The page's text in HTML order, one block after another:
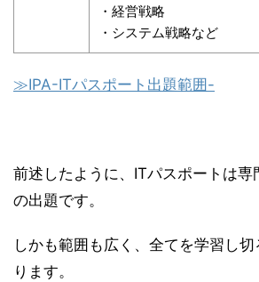
・経営戦略
・システム戦略など
≫IPA-ITパスポート出題範囲-
前述したように、ITパスポートは専
の出題です。
しかも範囲も広く、全てを学習し
ります。